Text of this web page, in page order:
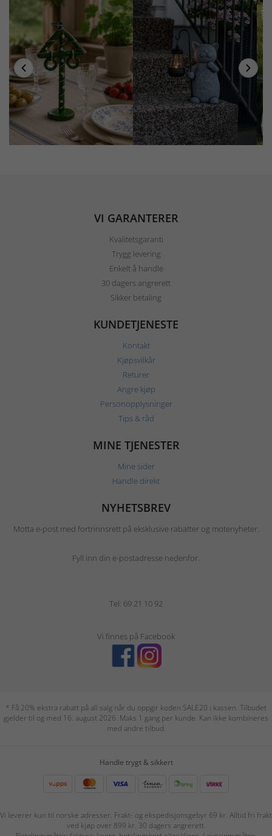
VI GARANTERER
Kvalitetsgaranti
Trygg levering
Enkelt å handle
30 dagers angrerett
Sikker betaling
KUNDETJENESTE
Kontakt
Kjøpsvilkår
Returer
Angre kjøp
Personopplysninger
Tips & råd
MINE TJENESTER
Mine sider
Handle direkt
NYHETSBREV
Motta e-post med fortrinnsrett på eksklusive rabatter og motenyheter.
Fyll inn din e-postadresse nedenfor.
Tel: 69 21 10 92
Vi finnes på Facebook
* Få 20% ekstra rabatt på all salg når du oppgir koden SALE20 i kassen. Tilbudet
gjelder til og med 16. august 2026. Maks 1 gang per kunde. Kan ikke kombineres
med andre tilbud.
Handle trygt & sikkert
Vi leverer kun til norske adresser. Frakt- og ekspedisjonsgebyr 69 kr. Alltid fri frakt
ved kjøp over 899 kr. 30 dagers angrerett.